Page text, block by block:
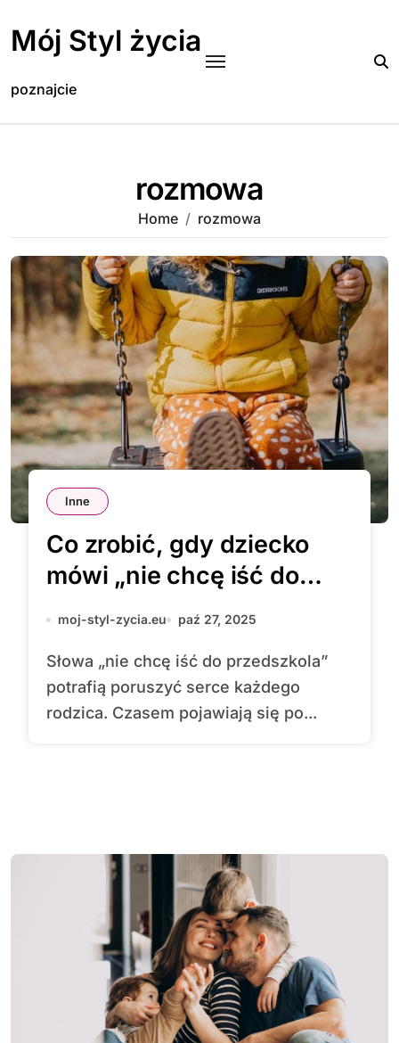
content
Mój Styl życia
poznajcie
rozmowa
Home rozmowa
Inne
Co zrobić, gdy dziecko
mówi „nie chcę iść do
przedszkola”?
moj-styl-zycia.eu paź 27, 2025
Słowa „nie chcę iść do przedszkola”
potrafią poruszyć serce każdego
rodzica. Czasem pojawiają się po...